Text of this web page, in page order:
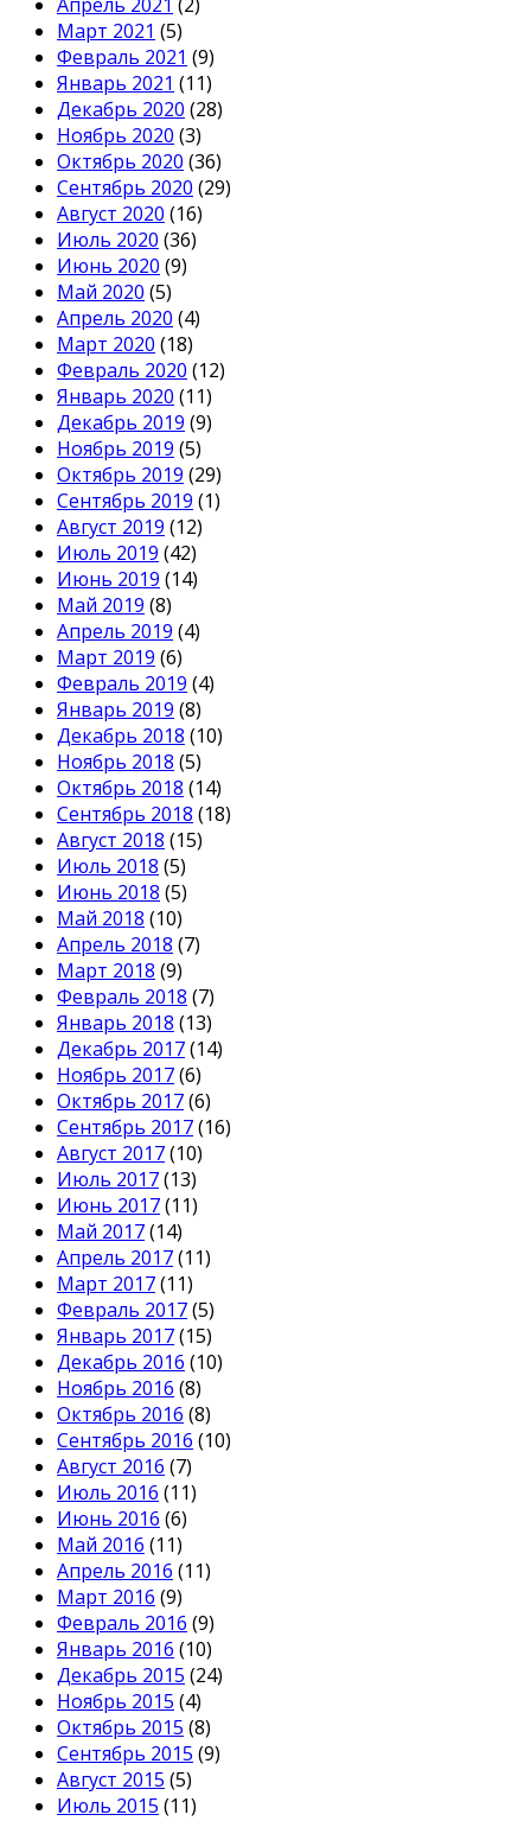
Март 2021 (5)
Февраль 2021 (9)
Январь 2021 (11)
Декабрь 2020 (28)
Ноябрь 2020 (3)
Октябрь 2020 (36)
Сентябрь 2020 (29)
Август 2020 (16)
Июль 2020 (36)
Июнь 2020 (9)
Май 2020 (5)
Апрель 2020 (4)
Март 2020 (18)
Февраль 2020 (12)
Январь 2020 (11)
Декабрь 2019 (9)
Ноябрь 2019 (5)
Октябрь 2019 (29)
Сентябрь 2019 (1)
Август 2019 (12)
Июль 2019 (42)
Июнь 2019 (14)
Май 2019 (8)
Апрель 2019 (4)
Март 2019 (6)
Февраль 2019 (4)
Январь 2019 (8)
Декабрь 2018 (10)
Ноябрь 2018 (5)
Октябрь 2018 (14)
Сентябрь 2018 (18)
Август 2018 (15)
Июль 2018 (5)
Июнь 2018 (5)
Май 2018 (10)
Апрель 2018 (7)
Март 2018 (9)
Февраль 2018 (7)
Январь 2018 (13)
Декабрь 2017(14)
Ноябрь 2017(6)
Октябрь 2017(6)
Сентябрь 2017(16)
Август 2017(10)
Июль 2017(13)
Июнь 2017(11)
Май 2017(14)
Апрель 2017(11)
Март 2017(11)
Февраль 2017(5)
Январь 2017(15)
Декабрь 2016 (10)
Ноябрь 2016 (8)
Октябрь 2016 (8)
Сентябрь 2016 (10)
Август 2016 (7)
Июль 2016 (11)
Июнь 2016 (6)
Май 2016 (11)
Апрель 2016 (11)
Март 2016 (9)
Февраль 2016 (9)
Январь 2016 (10)
Декабрь 2015 (24)
Ноябрь 2015 (4)
Октябрь 2015 (8)
Сентябрь 2015 (9)
Август 2015 (5)
Июль 2015 (11)